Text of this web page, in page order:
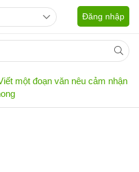
Đăng nhập
một đoạn văn nêu cảm nhận